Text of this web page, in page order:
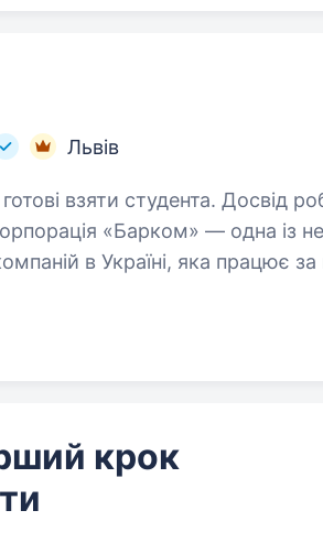
Львів
взяти студента. Досвід
в Україні, яка працює
мережа…
крок